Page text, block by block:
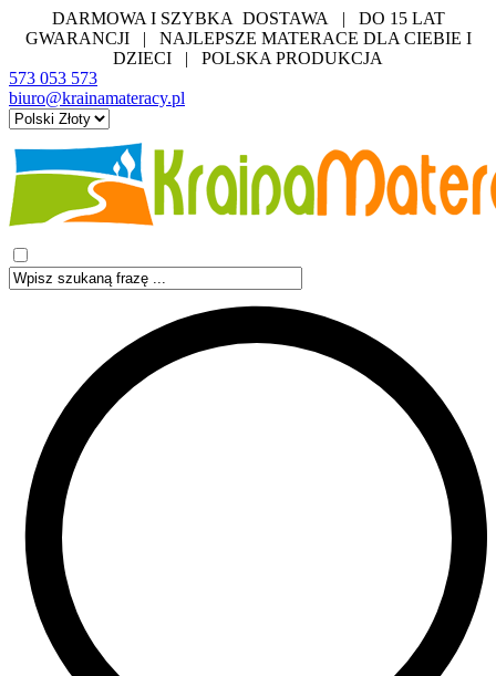
DARMOWA I SZYBKA DOSTAWA | DO 15 LAT
GWARANCJI | NAJLEPSZE MATERACE DLA CIEBIE I
DZIECI | POLSKA PRODUKCJA
573 053 573
biuro@krainamateracy.pl